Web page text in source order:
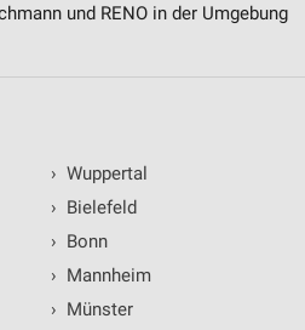
und RENO in der Umgebung
› Wuppertal
› Bielefeld
› Bonn
› Mannheim
› Münster